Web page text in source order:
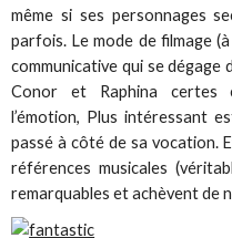
même si ses personnages
parfois. Le mode de filmage
communicative qui se dégage
Conor et Raphina certes
l’émotion, Plus intéressant
passé à côté de sa vocation.
références musicales
remarquables et achèvent de